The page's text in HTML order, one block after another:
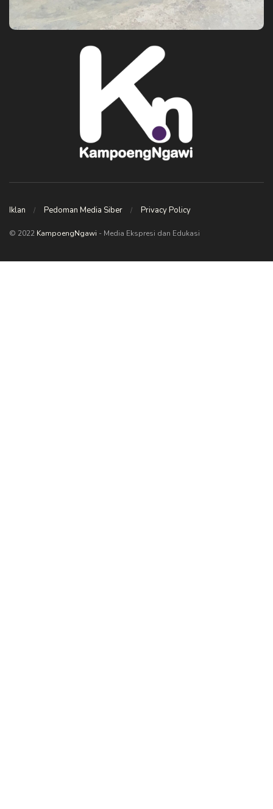
Iklan Pedoman Media Siber Privacy Policy
© 2022 KampoengNgawi - Media Ekspresi dan Edukasi